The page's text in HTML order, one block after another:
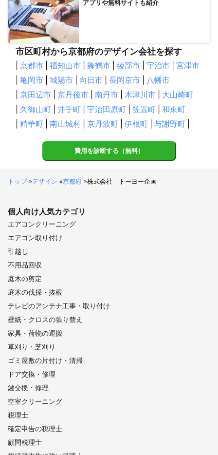
アプリや無料サイトも紹介
市区町村から京都府のデザイン会社を探す
京都市 福知山市 舞鶴市 綾部市 宇治市
宮津市
亀岡市 城陽市 向日市 長岡京市
八幡市
京田辺市 京丹後市 南丹市 木津川市
大山崎町
久御山町 井手町 宇治田原町 笠置町
和束町
精華町 南山城村 京丹波町 伊根町 与謝野町
費用を診断する（無料）
トップ»デザイン »京都府 »株式会社 トーヨー企画
個人向け人気カテゴリ
エアコンクリーニング
エアコン取り付け
引越し
不用品回収
庭木の剪定
庭木の伐採・抜根
テレビのアンテナ工事・取り付け
壁紙・クロスの張り替え
家具・荷物の運搬
草刈り・芝刈り
ゴミ屋敷の片付け・清掃
ドア交換・修理
鍵交換・修理
空室クリーニング
税理士
確定申告の税理士
顧問税理士